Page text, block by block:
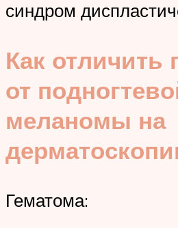
синдром
Как отличить
от
меланомы на
Гематома: